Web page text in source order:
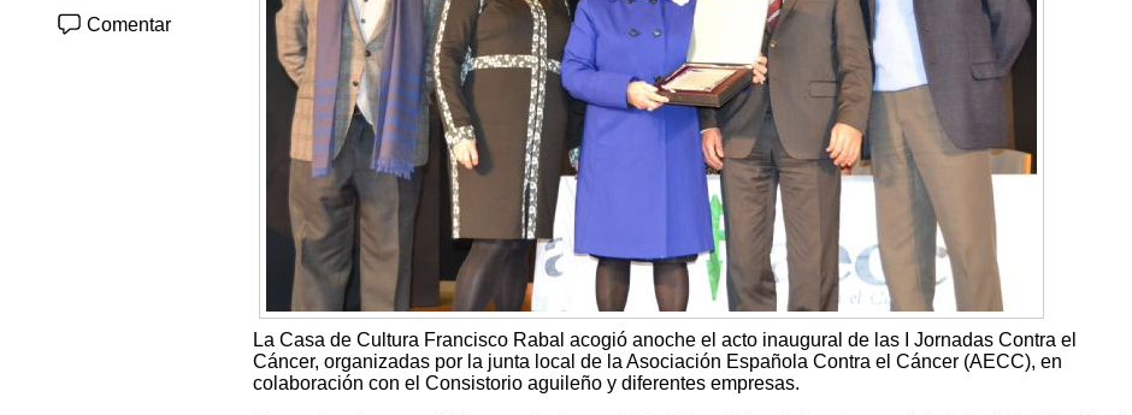
Comentar
La Casa de Cultura Francisco Rabal acogió anoche el acto inaugural de las I Jornadas Contra el
Cáncer, organizadas por la junta local de la Asociación Española Contra el Cáncer (AECC), en
colaboración con el Consistorio aguileño y diferentes empresas.